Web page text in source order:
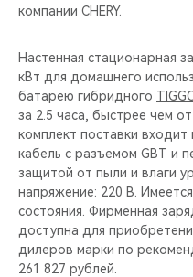
компании CHERY.
Настенная стационарная
кВт для домашнего
батарею гибридного
за 2.5 часа, быстрее чем
комплект поставки
кабель с разъемом GBT и
защитой от пыли и влаги
напряжение: 220 В.
состояния. Фирменная
доступна для
дилеров марки по
261 827 рублей.